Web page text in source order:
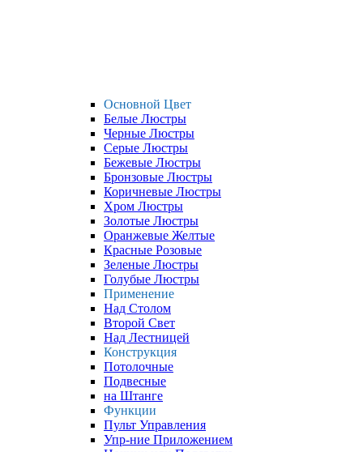
Основной Цвет
Белые Люстры
Черные Люстры
Серые Люстры
Бежевые Люстры
Бронзовые Люстры
Коричневые Люстры
Хром Люстры
Золотые Люстры
Оранжевые Желтые
Красные Розовые
Зеленые Люстры
Голубые Люстры
Применение
Над Столом
Второй Свет
Над Лестницей
Конструкция
Потолочные
Подвесные
на Штанге
Функции
Пульт Управления
Упр-ние Приложением